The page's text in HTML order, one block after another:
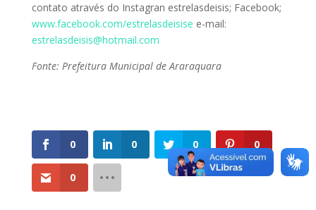
contato através do Instagran estrelasdeisis; Facebook;
www.facebook.com/estrelasdeisise e-mail:
estrelasdeisis@hotmail.com
Fonte: Prefeitura Municipal de Araraquara
0 0 0 0
0